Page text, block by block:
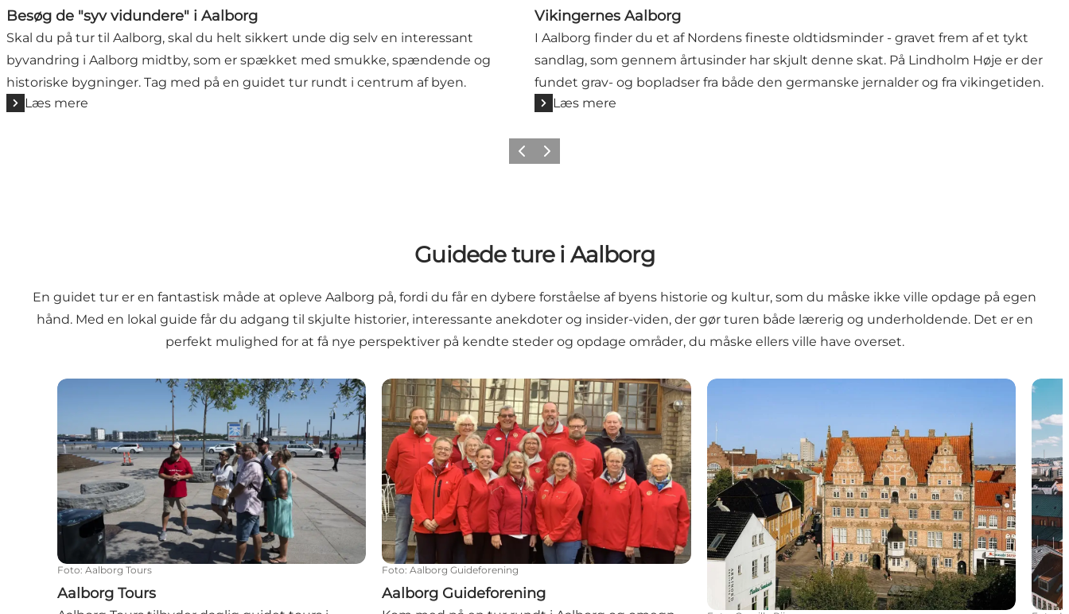
Besøg de "syv vidundere" i Aalborg
Skal du på tur til Aalborg, skal du helt sikkert unde dig selv en interessant
byvandring i Aalborg midtby, som er spækket med smukke, spændende og
historiske bygninger. Tag med på en guidet tur rundt i centrum af byen.
Læs mere
Vikingernes Aalborg
I Aalborg finder du et af Nordens fineste oldtidsminder - gravet frem af et tykt
sandlag, som gennem årtusinder har skjult denne skat. På Lindholm Høje er der
fundet grav- og bopladser fra både den germanske jernalder og fra vikingetiden.
Læs mere
ForrigeNæste
Guidede ture i Aalborg
En guidet tur er en fantastisk måde at opleve Aalborg på, fordi du får en dybere forståelse af byens historie og kultur, som du måske ikke ville opdage på egen
hånd. Med en lokal guide får du adgang til skjulte historier, interessante anekdoter og insider-viden, der gør turen både lærerig og underholdende. Det er en
perfekt mulighed for at få nye perspektiver på kendte steder og opdage områder, du måske ellers ville have overset.
Aalborg Tours
Foto: Aalborg Tours
Aalborg Tours
Aalborg Guideforening
Foto: Aalborg Guideforening
Aalborg Guideforening
Nordjyske Museer